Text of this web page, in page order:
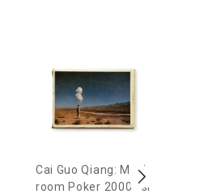
Cai Guo Qiang: Mush
room Poker 2000 *si